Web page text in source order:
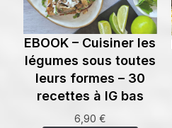
EBOOK – Cuisiner les
légumes sous toutes
leurs formes – 30
recettes à IG bas
6,90 €